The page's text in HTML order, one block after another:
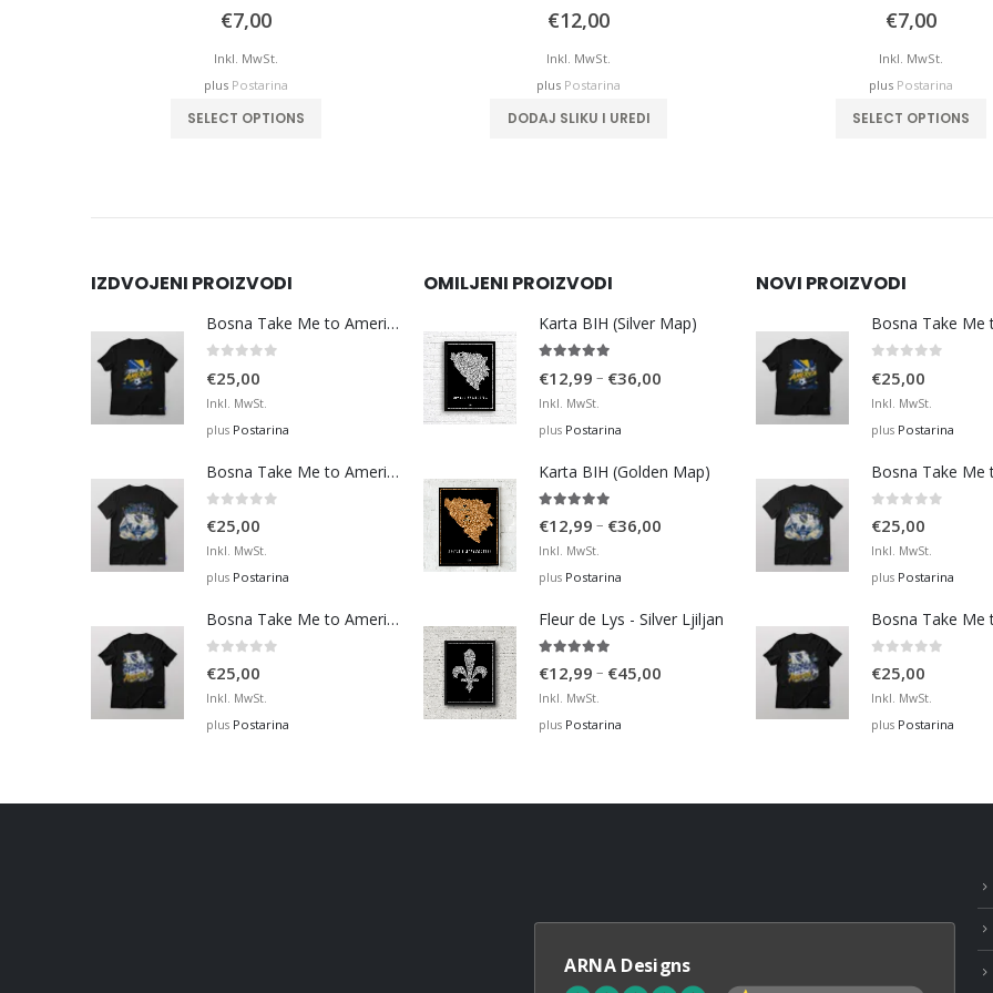
€7,00
Inkl. MwSt.
plus Postarina
SELECT OPTIONS
€12,00
Inkl. MwSt.
plus Postarina
DODAJ SLIKU I UREDI
€7,00
Inkl. MwSt.
plus Postarina
SELECT OPTIONS
IZDVOJENI PROIZVODI
Bosna Take Me to America Navijačka Majica 3
€25,00
Inkl. MwSt.
plus Postarina
Bosna Take Me to America Navijačka Majica 4
€25,00
Inkl. MwSt.
plus Postarina
Bosna Take Me to America Navijačka Majica 2
€25,00
Inkl. MwSt.
plus Postarina
OMILJENI PROIZVODI
Karta BIH (Silver Map)
€12,99 – €36,00
€36,00
Inkl. MwSt.
plus Postarina
Karta BIH (Golden Map)
€12,99 – €36,00
€36,00
Inkl. MwSt.
plus Postarina
Fleur de Lys - Silver Ljiljan
€12,99 – €45,00
Inkl. MwSt.
plus Postarina
NOVI PROIZVODI
€25,00
Inkl. MwSt.
plus Postarina
€25,00
Inkl. MwSt.
plus Postarina
€25,00
Inkl. MwSt.
plus Postarina
ARNA Designs